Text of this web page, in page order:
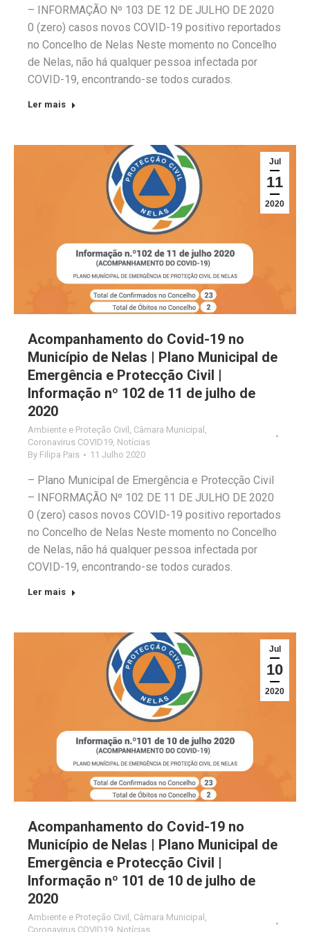
– INFORMAÇÃO Nº 103 DE 12 DE JULHO DE 2020
0 (zero) casos novos COVID-19 positivo reportados
no Concelho de Nelas Neste momento no Concelho
de Nelas, não há qualquer pessoa infectada por
COVID-19, encontrando-se todos curados.
Ler mais
Jul
11
2020
Acompanhamento do Covid-19 no
Município de Nelas | Plano Municipal de
Emergência e Protecção Civil |
Informação nº 102 de 11 de julho de
2020
Ambiente e Proteção Civil , Câmara Municipal ,
Coronavirus COVID19, Notícias
By Filipa Pais 11 Julho 2020
– Plano Municipal de Emergência e Protecção Civil
– INFORMAÇÃO Nº 102 DE 11 DE JULHO DE 2020
0 (zero) casos novos COVID-19 positivo reportados
no Concelho de Nelas Neste momento no Concelho
de Nelas, não há qualquer pessoa infectada por
COVID-19, encontrando-se todos curados.
Ler mais
Jul
10
2020
Acompanhamento do Covid-19 no
Município de Nelas | Plano Municipal de
Emergência e Protecção Civil |
Informação nº 101 de 10 de julho de
2020
Ambiente e Proteção Civil , Câmara Municipal ,
Coronavirus COVID19 Notícias